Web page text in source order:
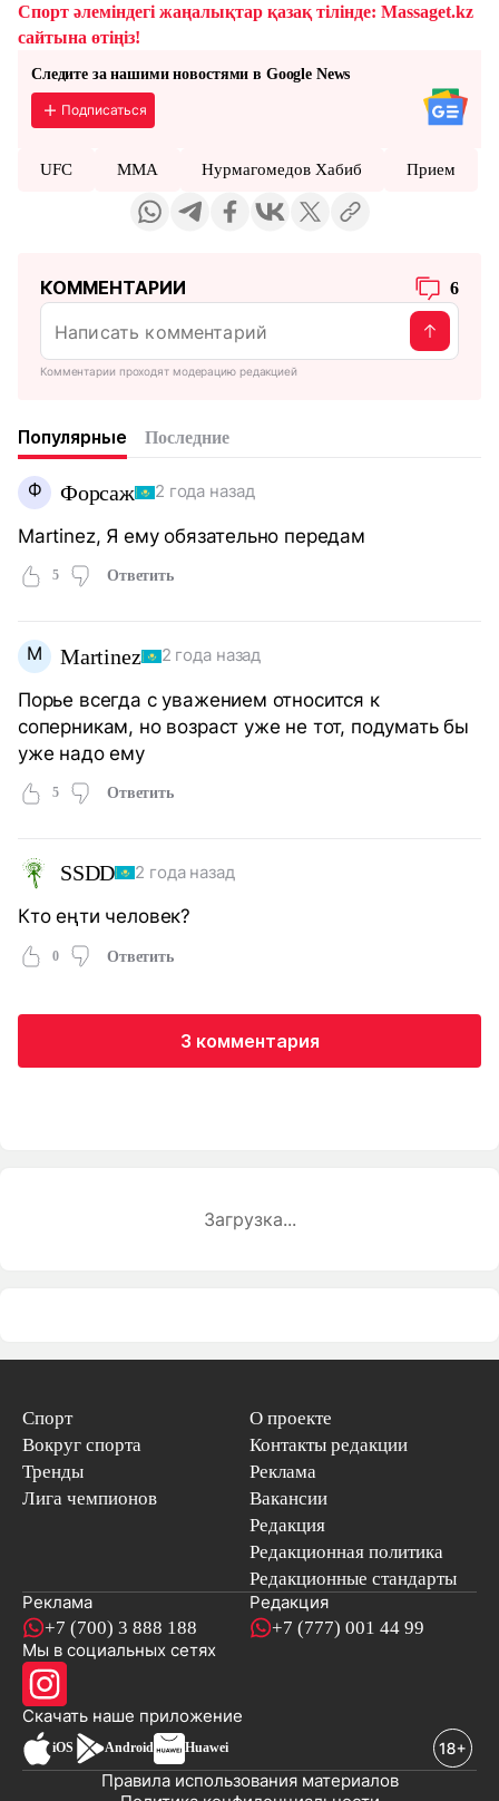
Спорт әлеміндегі жаңалықтар қазақ тілінде: Massaget.kz
сайтына өтіңіз!
Следите за нашими новостями в Google News
Подписаться
UFC MMA Нурмагомедов Хабиб Прием
КОММЕНТАРИИ 6
Комментарии проходят модерацию редакцией
Популярные Последние
Ф Форсаж 2 года назад
Martinez, Я ему обязательно передам
5 Ответить
M Martinez 2 года назад
Порье всегда с уважением относится к
соперникам, но возраст уже не тот, подумать бы
уже надо ему
5 Ответить
SSDD 2 года назад
Кто еңти человек?
0 Ответить
3 комментария
Загрузка...
Спорт
Вокруг спорта
Тренды
Лига чемпионов
О проекте
Контакты редакции
Реклама
Вакансии
Редакция
Редакционная политика
Редакционные стандарты
Реклама
+7 (700) 3 888 188
Редакция
+7 (777) 001 44 99
Мы в социальных сетях
Скачать наше приложениеновостей
iOS Android Huawei
Правила использования материалов